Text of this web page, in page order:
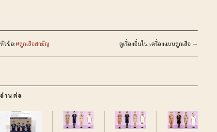
หัวข้อ:#ลูกเสือสามัญ ดูเรื่องอื่นใน เครื่องแบบลูกเสือ →
อ่านต่อ